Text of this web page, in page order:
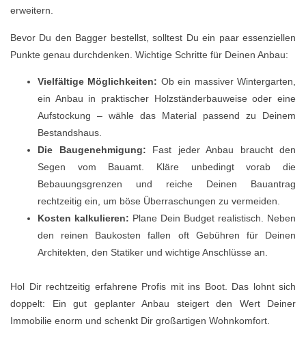
erweitern.
Bevor Du den Bagger bestellst, solltest Du ein paar essenziellen
Punkte genau durchdenken. Wichtige Schritte für Deinen Anbau:
Vielfältige Möglichkeiten: Ob ein massiver Wintergarten,
ein Anbau in praktischer Holzständerbauweise oder eine
Aufstockung – wähle das Material passend zu Deinem
Bestandshaus.
Die Baugenehmigung: Fast jeder Anbau braucht den
Segen vom Bauamt. Kläre unbedingt vorab die
Bebauungsgrenzen und reiche Deinen Bauantrag
rechtzeitig ein, um böse Überraschungen zu vermeiden.
Kosten kalkulieren: Plane Dein Budget realistisch. Neben
den reinen Baukosten fallen oft Gebühren für Deinen
Architekten, den Statiker und wichtige Anschlüsse an.
Hol Dir rechtzeitig erfahrene Profis mit ins Boot. Das lohnt sich
doppelt: Ein gut geplanter Anbau steigert den Wert Deiner
Immobilie enorm und schenkt Dir großartigen Wohnkomfort.